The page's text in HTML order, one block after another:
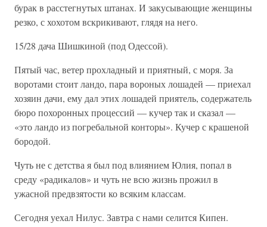
бурак в расстегнутых штанах. И закусывающие женщины
резко, с хохотом вскрикивают, глядя на него.
15/28 дача Шишкиной (под Одессой).
Пятый час, ветер прохладный и приятный, с моря. За
воротами стоит ландо, пара вороных лошадей — приехал
хозяин дачи, ему дал этих лошадей приятель, содержатель
бюро похоронных процессий — кучер так и сказал —
«это ландо из погребальной конторы». Кучер с крашеной
бородой.
Чуть не с детства я был под влиянием Юлия, попал в
среду «радикалов» и чуть не всю жизнь прожил в
ужасной предвзятости ко всяким классам.
Сегодня уехал Нилус. Завтра с нами селится Кипен.